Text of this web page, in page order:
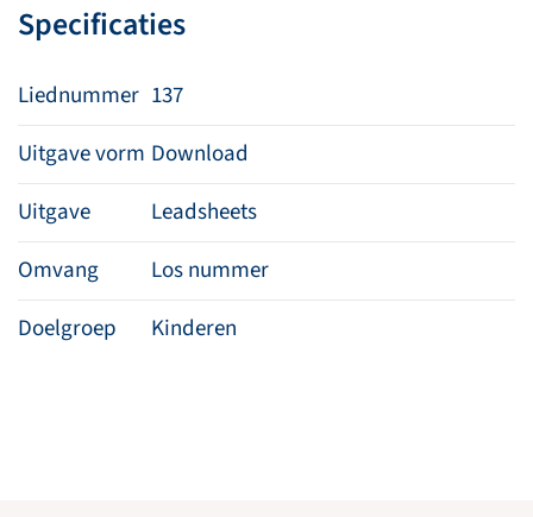
Specificaties
Liednummer 137
Uitgave vorm Download
Uitgave
Leadsheets
Omvang
Los nummer
Doelgroep
Kinderen